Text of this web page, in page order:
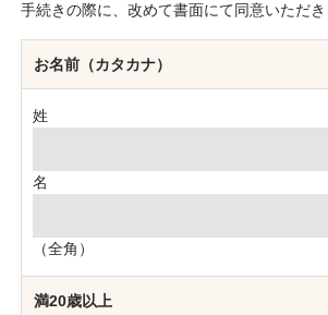
手続きの際に、改めて書面にて同意いただき
お名前（カタカナ）
姓
名
（全角）
満20歳以上